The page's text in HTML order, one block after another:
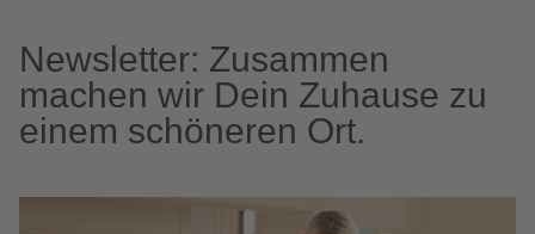
Newsletter: Zusammen
machen wir Dein Zuhause zu
einem schöneren Ort.